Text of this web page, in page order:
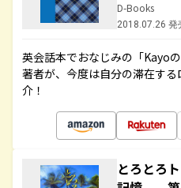
D-Books
2018.07.26 発
英会話本でおなじみの「Kayo
著者が、今度は自分の滞在す
介！
とろとろ